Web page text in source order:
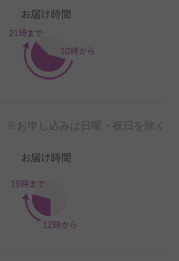
※お申し込みは日曜・祝日を除く